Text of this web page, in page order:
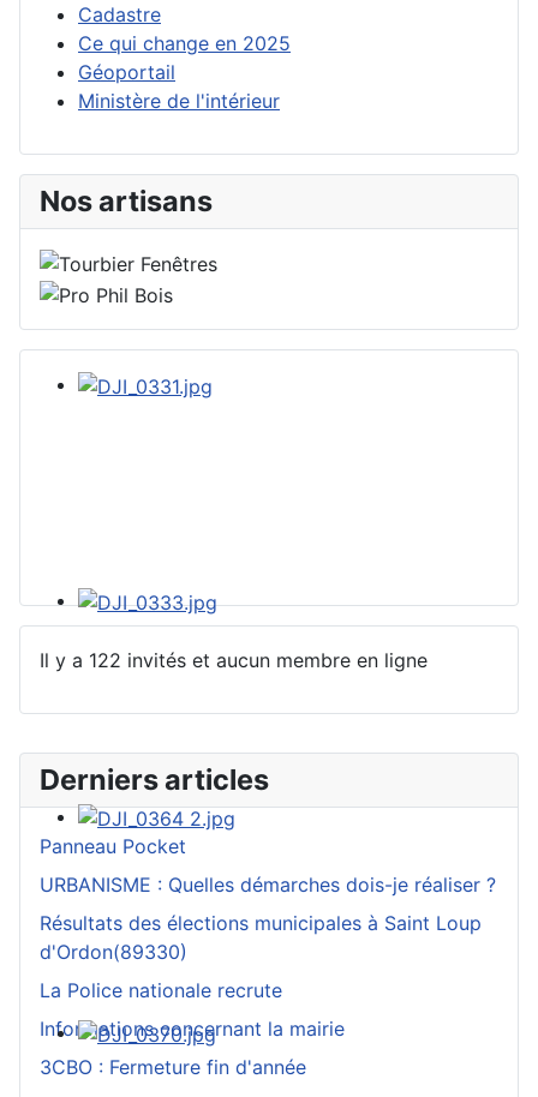
Derniers articles
Panneau Pocket
URBANISME : Quelles démarches dois-je réaliser ?
Résultats des élections municipales à Saint Loup
d'Ordon(89330)
La Police nationale recrute
Informations concernant la mairie
3CBO : Fermeture fin d'année
Cadastre
Ce qui change en 2025
Géoportail
Ministère de l'intérieur
Nos artisans
Il y a 122 invités et aucun membre en ligne